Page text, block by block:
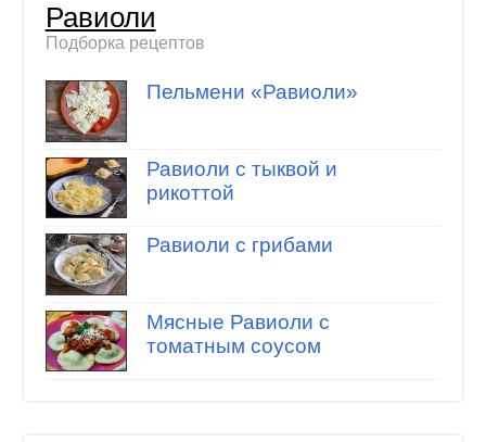
Равиоли
Подборка рецептов
Пельмени «Равиоли»
Равиоли с тыквой и
рикоттой
Равиоли с грибами
Мясные Равиоли с
томатным соусом